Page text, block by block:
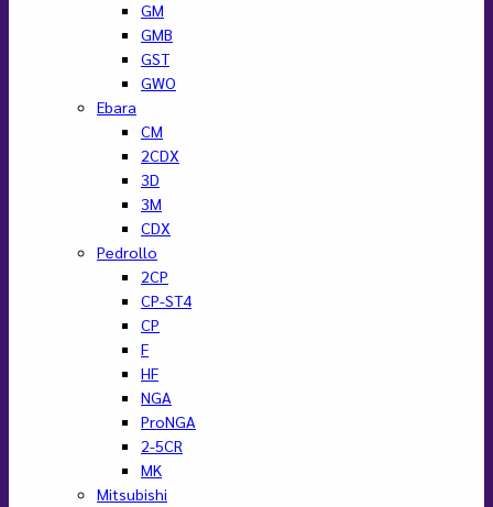
GM
GMB
GST
GWO
Ebara
CM
2CDX
3D
3M
CDX
Pedrollo
2CP
CP-ST4
CP
F
HF
NGA
ProNGA
2-5CR
MK
Mitsubishi